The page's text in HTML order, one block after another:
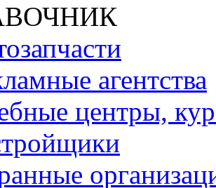
агентства
центры,